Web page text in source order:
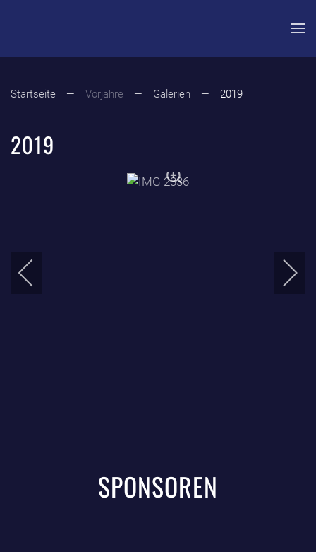
Startseite Vorjahre Galerien 2019
2019
SPONSOREN